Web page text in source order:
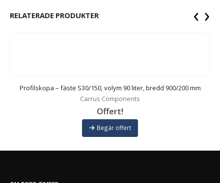
RELATERADE PRODUKTER
Profilskopa – fäste S30/150, volym 90 liter, bredd 900/200 mm
Carrus Components
Offert!
Begär offert
‹ ›